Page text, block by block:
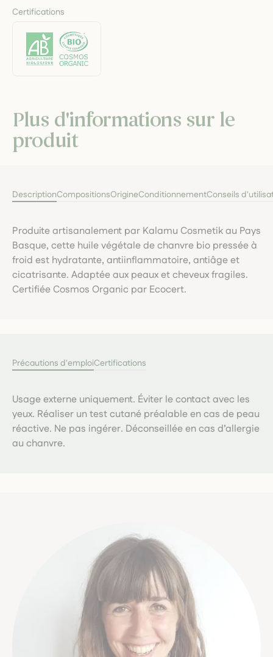
Certifications
Plus d'informations sur le
produit
DescriptionCompositionsOrigineConditionnementConseils
Produite artisanalement par Kalamu Cosmetik au Pays
Basque, cette huile végétale de chanvre bio pressée à
froid est hydratante, antiinflammatoire, antiâge et
cicatrisante. Adaptée aux peaux et cheveux fragiles.
Certifiée Cosmos Organic par Ecocert.
Précautions d'emploiCertifications
Usage externe uniquement. Éviter le contact avec les
yeux. Réaliser un test cutané préalable en cas de peau
réactive. Ne pas ingérer. Déconseillée en cas d’allergie
au chanvre.